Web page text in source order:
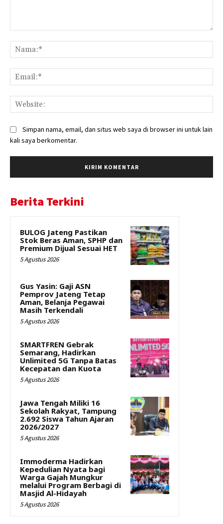
Simpan nama, email, dan situs web saya di browser ini untuk lain
kali saya berkomentar.
Berita Terkini
BULOG Jateng Pastikan
Stok Beras Aman, SPHP dan
Premium Dijual Sesuai HET
5 Agustus 2026
Gus Yasin: Gaji ASN
Pemprov Jateng Tetap
Aman, Belanja Pegawai
Masih Terkendali
5 Agustus 2026
SMARTFREN Gebrak
Semarang, Hadirkan
Unlimited 5G Tanpa Batas
Kecepatan dan Kuota
5 Agustus 2026
Jawa Tengah Miliki 16
Sekolah Rakyat, Tampung
2.692 Siswa Tahun Ajaran
2026/2027
5 Agustus 2026
Immoderma Hadirkan
Kepedulian Nyata bagi
Warga Gajah Mungkur
melalui Program Berbagi di
Masjid Al-Hidayah
5 Agustus 2026